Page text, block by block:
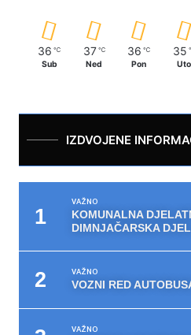
36 ℃
Sub
37 ℃
Ned
36 ℃
Pon
35
Uto
IZDVOJENE
VAŽNO
KOMUNALNA
DIMNJAČARSKA
VAŽNO
VOZNI RED
VAŽNO